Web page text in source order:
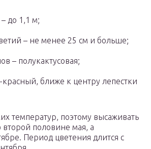
– до 1,1 м;
– не менее 25 см и больше;
– полукактусовая;
красный, ближе к центру лепестки
температур, поэтому высаживать
второй половине мая, а
Период цветения длится с